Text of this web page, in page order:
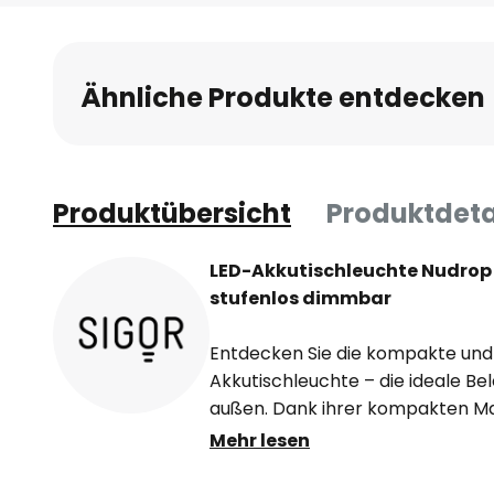
Bildgalerie
springen
Ähnliche Produkte entdecken
Produktübersicht
LED-Akkutischleuchte
stufenlos dimmbar
Entdecken Sie die kompakte
Akkutischleuchte – die ideale
außen. Dank ihrer kompakten
überall hin, wo wenig Platz ist:
Mehr lesen